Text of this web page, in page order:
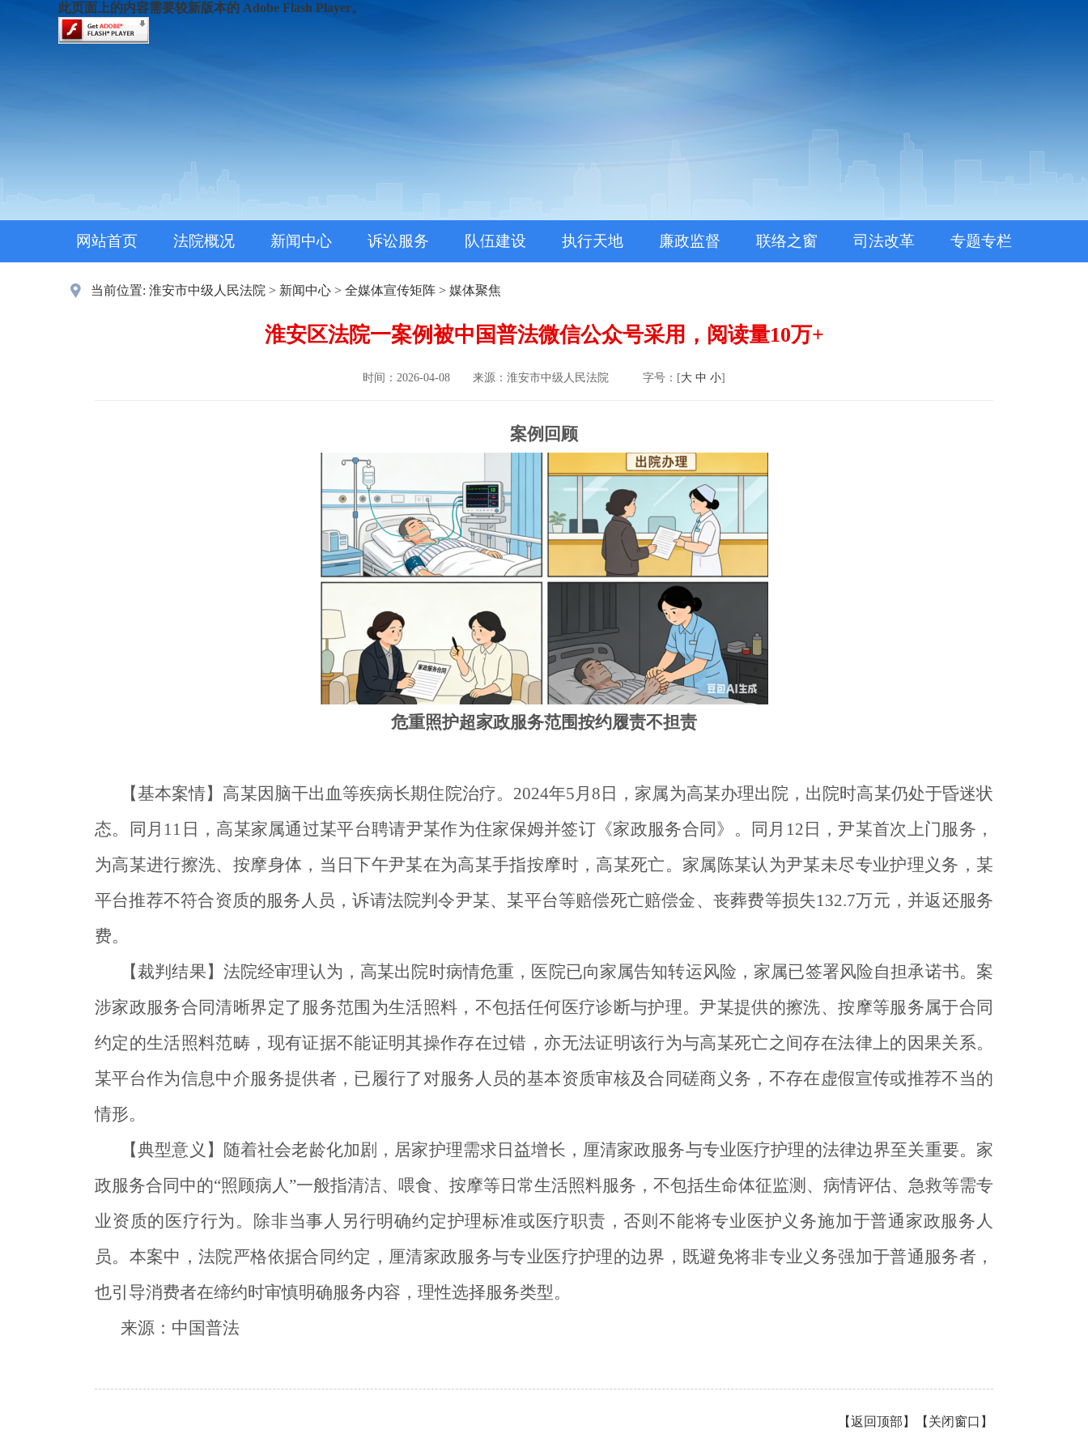
此页面上的内容需要较新版本的 Adobe Flash Player。
网站首页 法院概况 新闻中心 诉讼服务 队伍建设 执行天地 廉政监督 联络之窗 司法改革 专题专栏
当前位置: 淮安市中级人民法院 > 新闻中心 > 全媒体宣传矩阵 > 媒体聚焦
淮安区法院一案例被中国普法微信公众号采用，阅读量10万+
时间：2026-04-08 来源：淮安市中级人民法院 字号：[大 中 小]
案例回顾
危重照护超家政服务范围按约履责不担责
【基本案情】高某因脑干出血等疾病长期住院治疗。2024年5月8日，家属为高某办理出院，出院时高某仍处于昏迷状
态。同月11日，高某家属通过某平台聘请尹某作为住家保姆并签订《家政服务合同》。同月12日，尹某首次上门服务，
为高某进行擦洗、按摩身体，当日下午尹某在为高某手指按摩时，高某死亡。家属陈某认为尹某未尽专业护理义务，某
平台推荐不符合资质的服务人员，诉请法院判令尹某、某平台等赔偿死亡赔偿金、丧葬费等损失132.7万元，并返还服务
费。
【裁判结果】法院经审理认为，高某出院时病情危重，医院已向家属告知转运风险，家属已签署风险自担承诺书。案
涉家政服务合同清晰界定了服务范围为生活照料，不包括任何医疗诊断与护理。尹某提供的擦洗、按摩等服务属于合同
约定的生活照料范畴，现有证据不能证明其操作存在过错，亦无法证明该行为与高某死亡之间存在法律上的因果关系。
某平台作为信息中介服务提供者，已履行了对服务人员的基本资质审核及合同磋商义务，不存在虚假宣传或推荐不当的
情形。
【典型意义】随着社会老龄化加剧，居家护理需求日益增长，厘清家政服务与专业医疗护理的法律边界至关重要。家
政服务合同中的“照顾病人”一般指清洁、喂食、按摩等日常生活照料服务，不包括生命体征监测、病情评估、急救等需专
业资质的医疗行为。除非当事人另行明确约定护理标准或医疗职责，否则不能将专业医护义务施加于普通家政服务人
员。本案中，法院严格依据合同约定，厘清家政服务与专业医疗护理的边界，既避免将非专业义务强加于普通服务者，
也引导消费者在缔约时审慎明确服务内容，理性选择服务类型。
来源：中国普法
【返回顶部 】【 关闭窗口 】